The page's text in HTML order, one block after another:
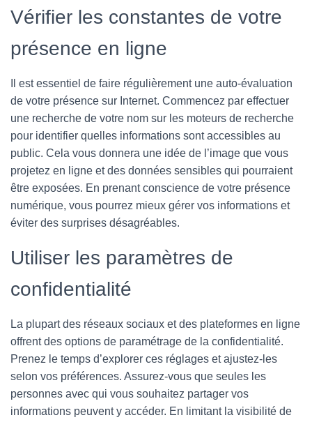
Vérifier les constantes de votre
présence en ligne
Il est essentiel de faire régulièrement une auto-évaluation
de votre présence sur Internet. Commencez par effectuer
une recherche de votre nom sur les moteurs de recherche
pour identifier quelles informations sont accessibles au
public. Cela vous donnera une idée de l’image que vous
projetez en ligne et des données sensibles qui pourraient
être exposées. En prenant conscience de votre présence
numérique, vous pourrez mieux gérer vos informations et
éviter des surprises désagréables.
Utiliser les paramètres de
confidentialité
La plupart des réseaux sociaux et des plateformes en ligne
offrent des options de paramétrage de la confidentialité.
Prenez le temps d’explorer ces réglages et ajustez-les
selon vos préférences. Assurez-vous que seules les
personnes avec qui vous souhaitez partager vos
informations peuvent y accéder. En limitant la visibilité de